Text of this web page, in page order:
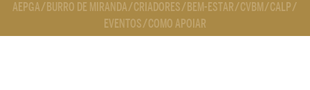
AEPGA/ BURRO DE MIRANDA/CRIADORES/ BEM-ESTAR/CVBM/CALP/
EVENTOS/COMO APOIAR